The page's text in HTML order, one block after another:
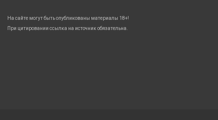
На сайте могут быть опубликованы материалы 18+!
При цитировании ссылка на источник обязательна.